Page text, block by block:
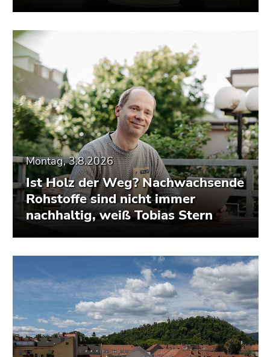
Montag, 3.8.2026
Ist Holz der Weg? Nachwachsende
Rohstoffe sind nicht immer
nachhaltig, weiß Tobias Stern